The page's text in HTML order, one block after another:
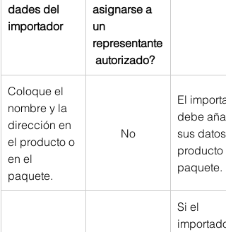
dades del
importador
asignarse a
un
representante
autorizado?
Coloque el
nombre y la
dirección en
el producto o
en el
paquete.
No
El
debe
sus datos
producto
paquete.
Si el